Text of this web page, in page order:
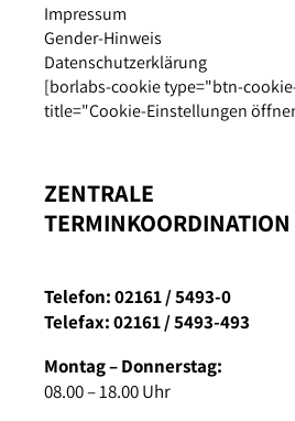
Impressum
Gender-Hinweis
Datenschutzerklärung
[borlabs-cookie type="btn-
title="Cookie-Einstellungen
ZENTRALE
TERMINKOORDINATION
Telefon: 02161 / 5493-0
Telefax: 02161 / 5493-493
Montag – Donnerstag:
08.00 – 18.00 Uhr